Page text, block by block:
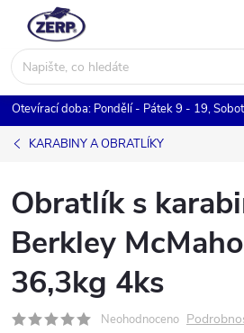
obsah
Otevírací doba: Pondělí - Pátek 9 - 19,
KARABINY A OBRATLÍKY
Obratlík s
Berkley
36,3kg 4ks
Neohodnoceno